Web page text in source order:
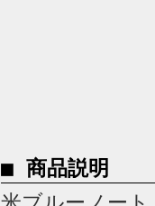
■ 商品説明